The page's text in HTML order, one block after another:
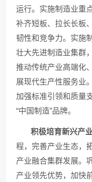
运行。实施制造业重
补齐短板、拉长长板
韧性和竞争力。实施
壮大先进制造业集群
推动传统产业高端化
展现代生产性服务业
加强标准引领和质量
“中国制造”品牌。
积极培育新兴产
程，完善产业生态，
产业融合集群发展。
产业领先优势，加快